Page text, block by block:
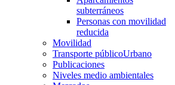
subterráneos
Personas con movilidad
reducida
Movilidad
Transporte públicoUrbano
Publicaciones
Niveles medio ambientales